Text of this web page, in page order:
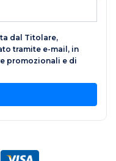
dal Titolare,
tramite e-mail, in
promozionali e di